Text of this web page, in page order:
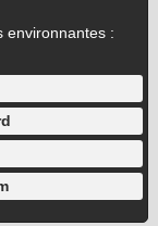
environnantes :